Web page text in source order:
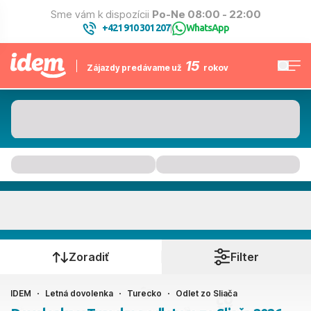
Sme vám k dispozícii Po-Ne 08:00 - 22:00
+421 910 301 207| WhatsApp
Zájazdy predávame už 15 rokov
Kedy cestujete?
Sliač
Zoradiť Filter
IDEM Letná dovolenka Turecko Odlet zo Sliača